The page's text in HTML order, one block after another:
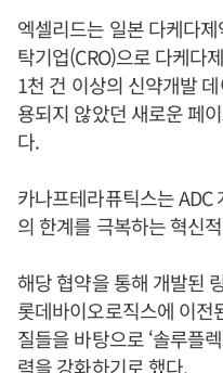
엑셀리드는 일본 다케다
탁기업(CRO)으로 다케다
1천 건 이상의 신약개발
용되지 않았던 새로운 페
다.
카나프테라퓨틱스는
의 한계를 극복하는 혁신
해당 협약을 통해 개발된
롯데바이오로직스에 이전
질들을 바탕으로 ‘솔루플
력을 강화하기로 했다.